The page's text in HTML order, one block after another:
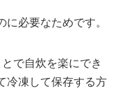
必要なためです。
で自炊を楽にでき
冷凍して保存する方